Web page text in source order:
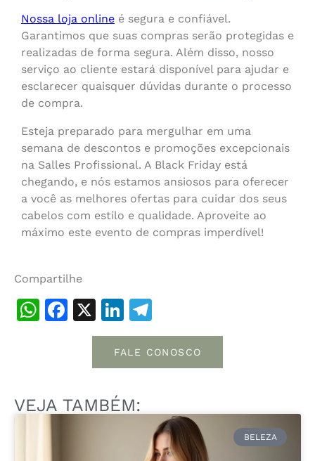
Nossa loja online é segura e confiável.
Garantimos que suas compras serão protegidas e
realizadas de forma segura. Além disso, nosso
serviço ao cliente estará disponível para ajudar e
esclarecer quaisquer dúvidas durante o processo
de compra.
Esteja preparado para mergulhar em uma
semana de descontos e promoções excepcionais
na Salles Profissional. A Black Friday está
chegando, e nós estamos ansiosos para oferecer
a você as melhores ofertas para cuidar dos seus
cabelos com estilo e qualidade. Aproveite ao
máximo este evento de compras imperdível!
Compartilhe
WhatsApp
Facebook
X LinkedIn
FALE CONOSCO
VEJA TAMBÉM:
BELEZA